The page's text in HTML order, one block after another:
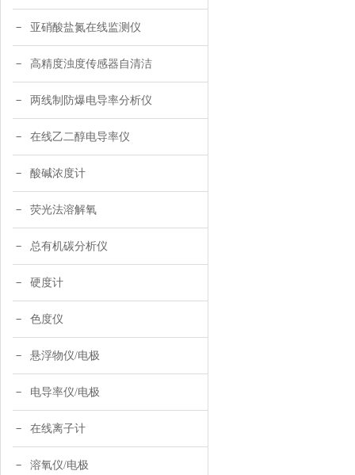
亚硝酸盐氮在线监测仪
高精度浊度传感器自清洁
两线制防爆电导率分析仪
在线乙二醇电导率仪
酸碱浓度计
荧光法溶解氧
总有机碳分析仪
硬度计
色度仪
悬浮物仪/电极
电导率仪/电极
在线离子计
溶氧仪/电极